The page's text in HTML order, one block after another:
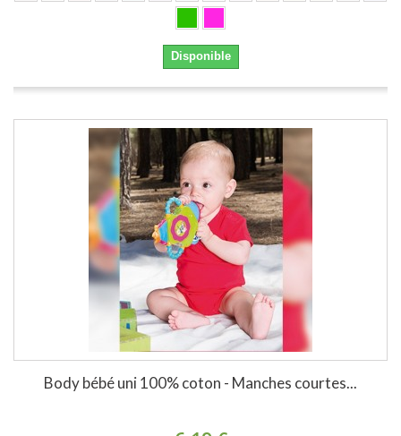
Disponible
Body bébé uni 100% coton - Manches courtes...